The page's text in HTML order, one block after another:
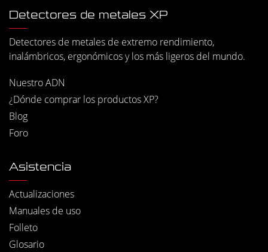
Detectores de metales XP
Detectores de metales de extremo rendimiento,
inalámbricos, ergonómicos y los más ligeros del mundo.
Nuestro ADN
¿Dónde comprar los productos XP?
Blog
Foro
Asistencia
Actualizaciones
Manuales de uso
Folleto
Glosario